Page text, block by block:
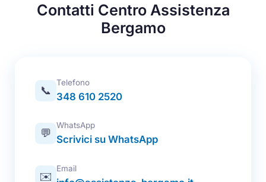
Contatti Centro Assistenza
Bergamo
📞
Telefono
348 610 2520
💬
WhatsApp
Scrivici su WhatsApp
✉️
Email